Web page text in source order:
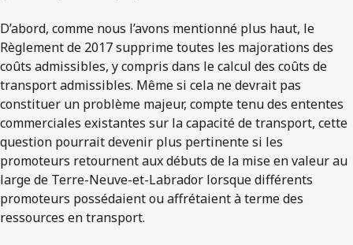
D’abord, comme nous l’avons mentionné plus haut, le
Règlement de 2017 supprime toutes les majorations des
coûts admissibles, y compris dans le calcul des coûts de
transport admissibles. Même si cela ne devrait pas
constituer un problème majeur, compte tenu des ententes
commerciales existantes sur la capacité de transport, cette
question pourrait devenir plus pertinente si les
promoteurs retournent aux débuts de la mise en valeur au
large de Terre-Neuve-et-Labrador lorsque différents
promoteurs possédaient ou affrétaient à terme des
ressources en transport.